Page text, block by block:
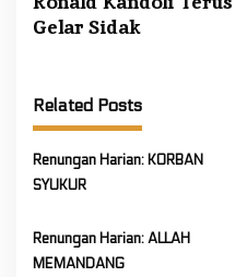
s
t
a
v
i
g
a
t
Gelar Sidak
Related Posts
Renungan Harian: KORBAN
SYUKUR
Renungan Harian: ALLAH
MEMANDANG